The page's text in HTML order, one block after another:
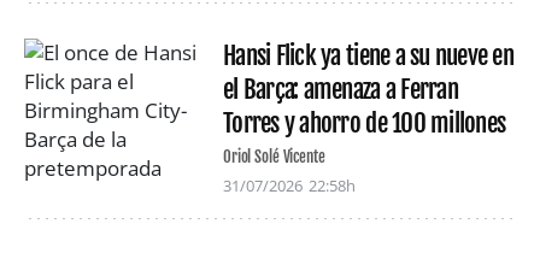
Hansi Flick ya tiene a su nueve en
el Barça: amenaza a Ferran
Torres y ahorro de 100 millones
Oriol Solé Vicente
31/07/2026 22:58h